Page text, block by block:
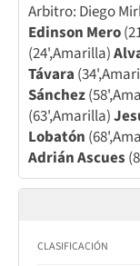
Arbitro: Diego
Edinson Mero
(24',Amarilla)
Távara
Sánchez
(63',Amarilla)
Lobatón
Adrián Ascues
CLASIFICACIÓN